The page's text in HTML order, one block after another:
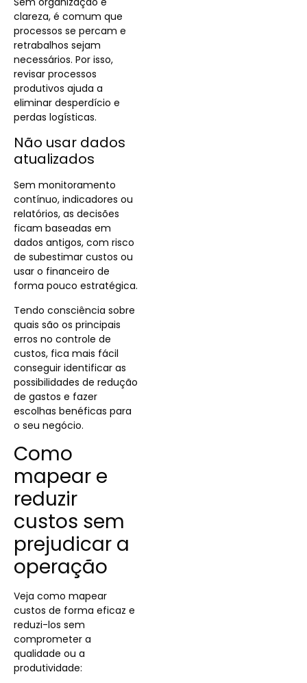
clareza, é comum que
processos se percam e
retrabalhos sejam
necessários. Por isso,
revisar processos
produtivos ajuda a
eliminar desperdício e
perdas logísticas.
Não usar dados
atualizados
Sem monitoramento
contínuo, indicadores ou
relatórios, as decisões
ficam baseadas em
dados antigos, com risco
de subestimar custos ou
usar o financeiro de
forma pouco estratégica.
Tendo consciência sobre
quais são os principais
erros no controle de
custos, fica mais fácil
conseguir identificar as
possibilidades de redução
de gastos e fazer
escolhas benéficas para
o seu negócio.
Como
mapear e
reduzir
custos sem
prejudicar a
operação
Veja como mapear
custos de forma eficaz e
reduzi-los sem
comprometer a
qualidade ou a
produtividade: